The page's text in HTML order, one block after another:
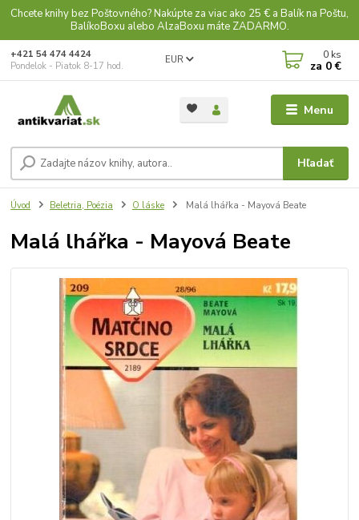
Chcete knihy bez Poštovného? Nakúpte za viac ako 25 € a Balík na Poštu,
BalíkoBoxu alebo AlzaBoxu máte ZADARMO.
Menu
EUR
Hľadať
+421 54 474 4424
Pondelok - Piatok 8-17 hod.
0 ks
za 0 €
Úvod Beletria, Poézia O láske Malá lhářka - Mayová Beate
Malá lhářka - Mayová Beate